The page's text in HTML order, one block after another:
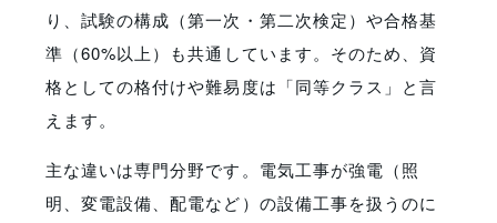
り、試験の構成（第一次・第二次検定）や合格基
準（60%以上）も共通しています。そのため、資
格としての格付けや難易度は「同等クラス」と言
えます。
主な違いは専門分野です。電気工事が強電（照
明、変電設備、配電など）の設備工事を扱うのに